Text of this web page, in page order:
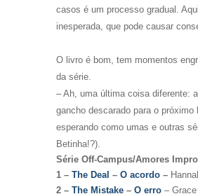
casos é um processo gradual.
inesperada, que pode causar
O livro é bom, tem momentos
da série.
– Ah, uma última coisa diferente:
gancho descarado para o
esperando como umas e outras
Betinha!?).
Série Off-Campus/Amores
1 – The Deal – O acordo –
2 – The Mistake – O erro –